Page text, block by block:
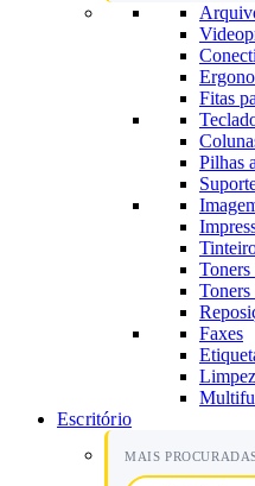
Fitas
Pilhas
Toners
Faxes
Escritório
MAIS